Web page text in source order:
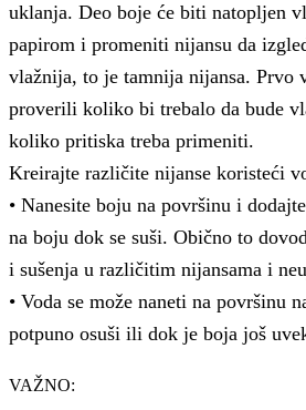
uklanja. Deo boje će biti natopljen
papirom i promeniti nijansu da
vlažnija, to je tamnija nijansa. Prvo
proverili koliko bi trebalo da bude
koliko pritiska treba primeniti.
Kreirajte različite nijanse koristeći
• Nanesite boju na površinu i
na boju dok se suši. Obično to
i sušenja u različitim nijansama i
• Voda se može naneti na površinu
potpuno osuši ili dok je boja još
VAŽNO: